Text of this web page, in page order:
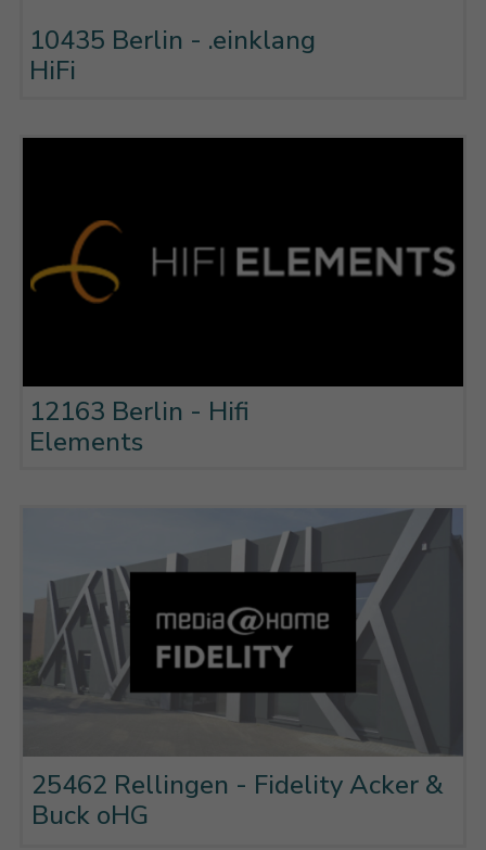
10435 Berlin - .einklang
HiFi
12163 Berlin - Hifi
Elements
25462 Rellingen - Fidelity Acker &
Buck oHG